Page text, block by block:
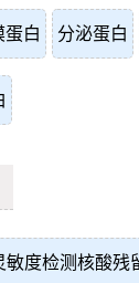
蛋白 分泌蛋白
敏度检测核酸残